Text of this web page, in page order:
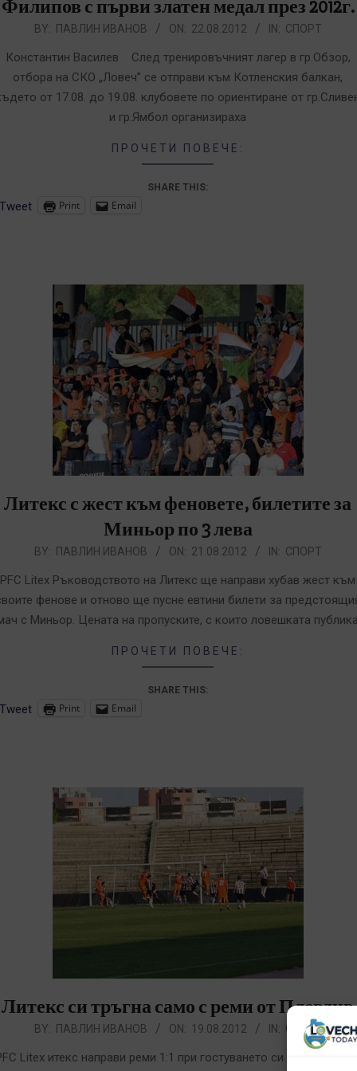
Филипов с първи златен медал през 2012г.
BY: ПАВЛИН ИВАНОВ ON: 22.08.2012 IN: СПОРТ
Константин Василев След тренировъчният лагер в гр.Обзор,
отбора на СКО „Ловеч” се отправи към Котленския балкан,
от 17.08. до 19.08. клубовете по ориентиране от
и гр.Ямбол организираха
ПРОЧЕТИ ПОВЕЧЕ:
SHARE THIS:
Tweet Print Email
Литекс с жест към феновете, билетите за
Миньор по 3 лева
BY: ПАВЛИН ИВАНОВ ON: 21.08.2012 IN: СПОРТ
PFC Litex Ръководството на Литекс ще направи хубав жест към
фенове и отново ще пусне евтини билети за
с Миньор. Цената на пропуските, с които ловешката
ПРОЧЕТИ ПОВЕЧЕ:
SHARE THIS:
Tweet Print Email
Литекс си тръгна само с реми от Пловдив
BY: ПАВЛИН ИВАНОВ ON: 19.08.2012 IN: СПОРТ
Litex итекс направи реми 1:1 при гостуването си на Локо Пд